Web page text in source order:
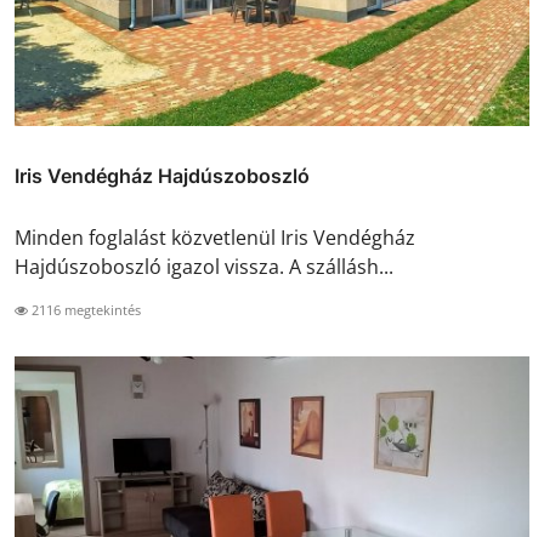
Iris Vendégház Hajdúszoboszló
Minden foglalást közvetlenül Iris Vendégház
Hajdúszoboszló igazol vissza. A szállásh...
2116 megtekintés